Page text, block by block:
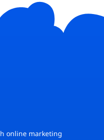
online marketing